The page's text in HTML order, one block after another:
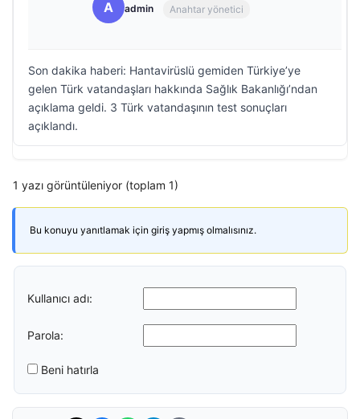
A admin Anahtar yönetici
Son dakika haberi: Hantavirüslü gemiden Türkiye’ye
gelen Türk vatandaşları hakkında Sağlık Bakanlığı’ndan
açıklama geldi. 3 Türk vatandaşının test sonuçları
açıklandı.
1 yazı görüntüleniyor (toplam 1)
Bu konuyu yanıtlamak için giriş yapmış olmalısınız.
Kullanıcı adı:
Parola:
Beni hatırla